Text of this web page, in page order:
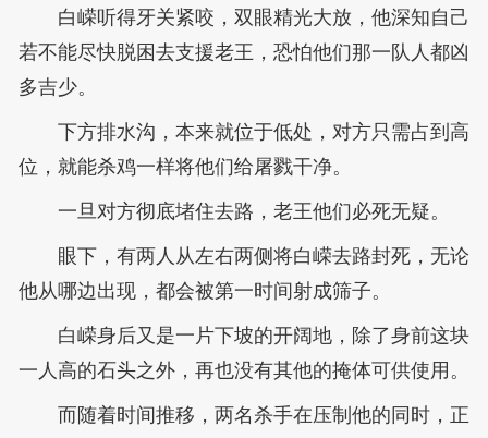
白嵘听得牙关紧咬，双眼精光大放，他深知自己
若不能尽快脱困去支援老王，恐怕他们那一队人都凶
多吉少。
下方排水沟，本来就位于低处，对方只需占到高
位，就能杀鸡一样将他们给屠戮干净。
一旦对方彻底堵住去路，老王他们必死无疑。
眼下，有两人从左右两侧将白嵘去路封死，无论
他从哪边出现，都会被第一时间射成筛子。
白嵘身后又是一片下坡的开阔地，除了身前这块
一人高的石头之外，再也没有其他的掩体可供使用。
而随着时间推移，两名杀手在压制他的同时，正